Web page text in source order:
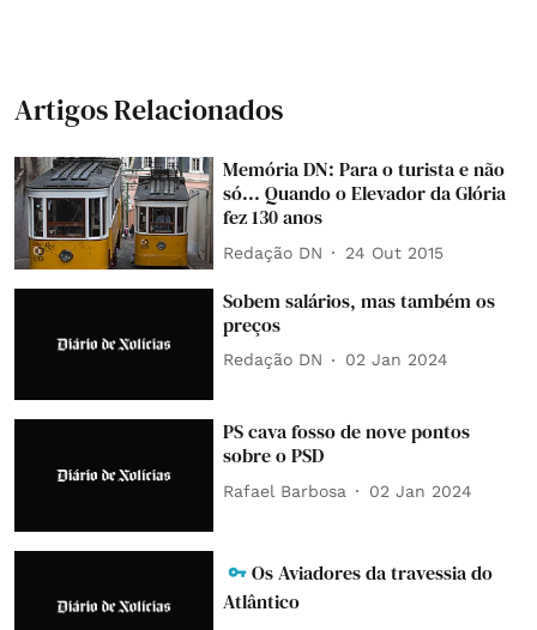
Artigos Relacionados
Memória DN: Para o turista e não
só... Quando o Elevador da Glória
fez 130 anos
Redação DN 24 Out 2015
Sobem salários, mas também os
preços
Redação DN 02 Jan 2024
PS cava fosso de nove pontos
sobre o PSD
Rafael Barbosa 02 Jan 2024
Os Aviadores da travessia do
Atlântico